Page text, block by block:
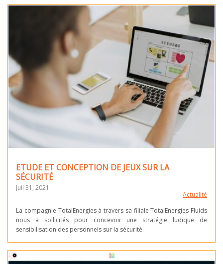
ETUDE ET CONCEPTION DE JEUX SUR LA
SÉCURITÉ
Juil 31, 2021
Actualité
La compagnie TotalEnergies à travers sa filiale TotalEnergies Fluids
nous a sollicités pour concevoir une stratégie ludique de
sensibilisation des personnels sur la sécurité.